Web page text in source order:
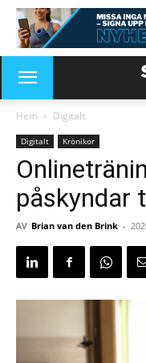
Hem Digitalt
Digitalt Krönikor
påskyndar
AV Brian van den Brink -